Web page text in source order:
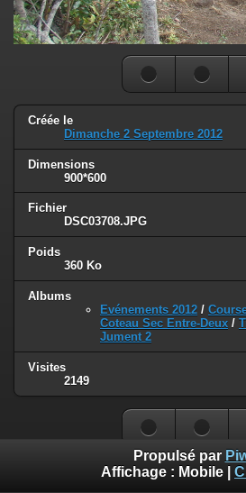
Créée le
Dimanche 2 Septembre 2012
Dimensions
900*600
Fichier
DSC03708.JPG
Poids
360 Ko
Albums
Evénements 2012 /
Coteau Sec Entre-Deux /
Jument 2
Visites
2149
Propulsé par
Affichage : Mobile